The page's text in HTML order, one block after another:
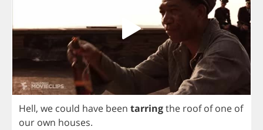
Hell, we could have been tarringthe roof of one of
our own houses.